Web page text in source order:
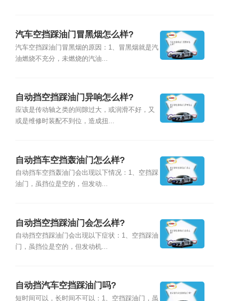
汽车空挡踩油门冒黑烟怎么样?
汽车空挡踩油门冒黑烟的原因：1、冒黑烟就是汽
油燃烧不充分，未燃烧的汽油...
自动挡空挡踩油门异响怎么样?
应该是传动轴之类的间隙过大，或润滑不好，又
或是维修时装配不到位，造成扭...
自动挡车空挡轰油门怎么样?
自动挡车空挡轰油门会出现以下情况：1、空挡踩
油门，虽挡位是空的，但发动...
自动挡空挡踩油门会怎么样?
自动挡空挡踩油门会出现以下症状：1、空挡踩油
门，虽挡位是空的，但发动机...
自动挡汽车空挡踩油门吗?
短时间可以，长时间不可以：1、空挡踩油门，虽